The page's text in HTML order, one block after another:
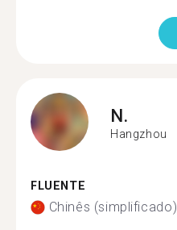
N.
Hangzhou
FLUENTE
Chinês (simplificado)